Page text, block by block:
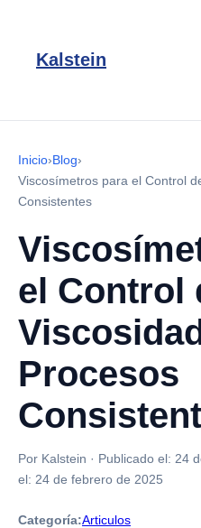
Kalstein
Inicio›Blog›
Viscosímetros para el Control
Consistentes
el Control
Procesos
Por Kalstein · Publicado el: 24
el: 24 de febrero de 2025
Categoría:Articulos